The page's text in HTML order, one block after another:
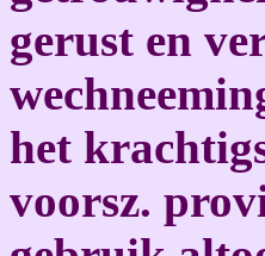
gerust en
het
voorsz.